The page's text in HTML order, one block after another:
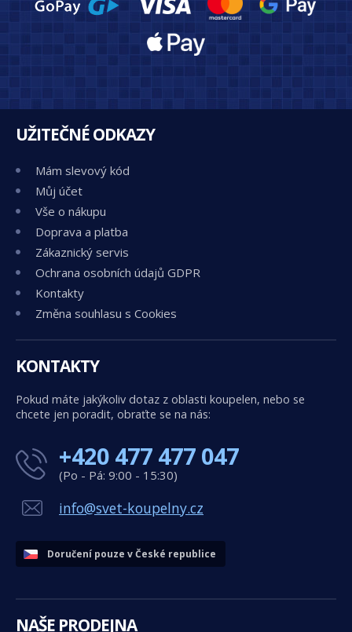
UŽITEČNÉ ODKAZY
Mám slevový kód
Můj účet
Vše o nákupu
Doprava a platba
Zákaznický servis
Ochrana osobních údajů GDPR
Kontakty
Změna souhlasu s Cookies
KONTAKTY
Pokud máte jakýkoliv dotaz z oblasti koupelen, nebo se
chcete jen poradit, obraťte se na nás:
+420 477 477 047
(Po - Pá: 9:00 - 15:30)
info@svet-koupelny.cz
Doručení pouze v České republice
NAŠE PRODEJNA